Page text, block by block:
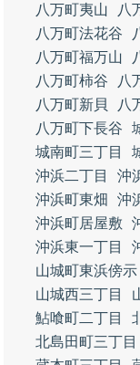
八万町夷山
八
八万町法花谷
八万町福万山
八万町柿谷
八
八万町新貝
八
八万町下長谷
城南町三丁目
沖浜二丁目
沖
沖浜町東畑
沖
沖浜町居屋敷
沖浜東一丁目
山城町東浜傍示
山城西三丁目
鮎喰町二丁目
北島田町三丁目